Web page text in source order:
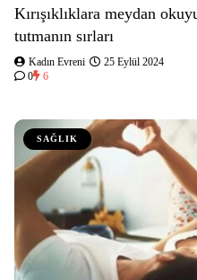
Kırışıklıklara meydan
tutmanın sırları
Kadın Evreni
25 Eylül 2024
0
6
SAĞLIK